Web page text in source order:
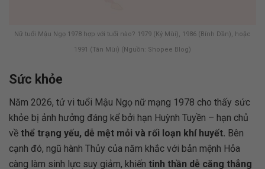
Nữ tuổi Mậu Ngọ 1978 hợp với tuổi nào? 1979 (Kỷ Mùi), 1986 (Bính Dần), hoặc
1991 (Tân Mùi) (Nguồn: Shopee Blog)
Sức khỏe
Năm 2026, tử vi tuổi Mậu Ngọ nữ mạng 1978 cho thấy sức
khỏe bị ảnh hưởng đáng kể bởi hạn Huỳnh Tuyền – hạn chủ
về thể trạng yếu, dễ mệt mỏi và rối loạn khí huyết. Bên
cạnh đó, ngũ hành Thủy của năm khắc với bản mệnh Hỏa
càng làm sinh lực suy giảm, khiến tinh thần dễ căng thẳng